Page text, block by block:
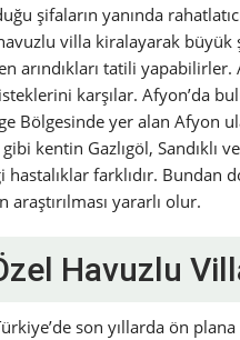
şifaların yanında
villa kiralayarak
arındıkları tatili
karşılar. Afyon’da
Bölgesinde yer alan Afyon
kentin Gazlıgöl, Sandıklı
hastalıklar farklıdır.
yararlı olur.
Havuzlu
son yıllarda ön